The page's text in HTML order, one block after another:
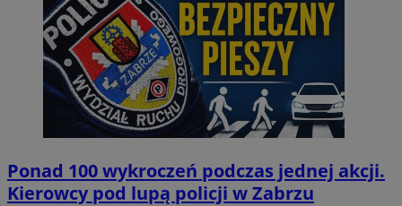
Ponad 100 wykroczeń podczas jednej akcji.
Kierowcy pod lupą policji w Zabrzu